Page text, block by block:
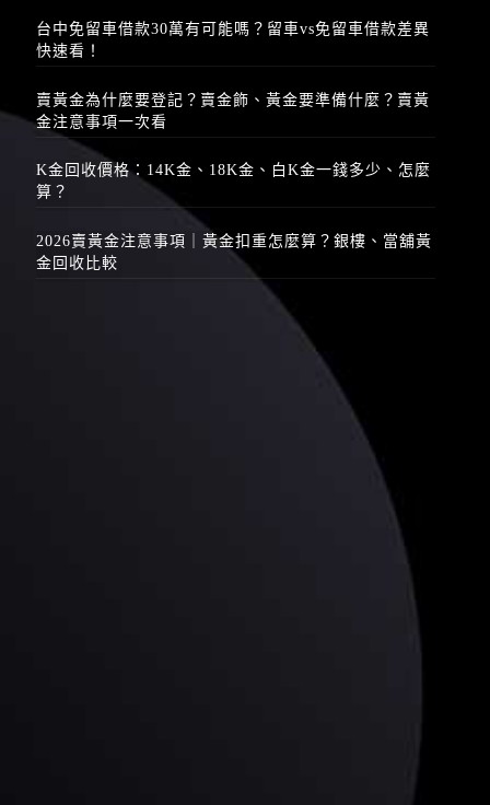
台中免留車借款30萬有可能嗎？留車vs免留車借款差異
快速看！
賣黃金為什麼要登記？賣金飾、黃金要準備什麼？賣黃
金注意事項一次看
K金回收價格：14K金、18K金、白K金一錢多少、怎麼
算？
2026賣黃金注意事項｜黃金扣重怎麼算？銀樓、當舖黃
金回收比較